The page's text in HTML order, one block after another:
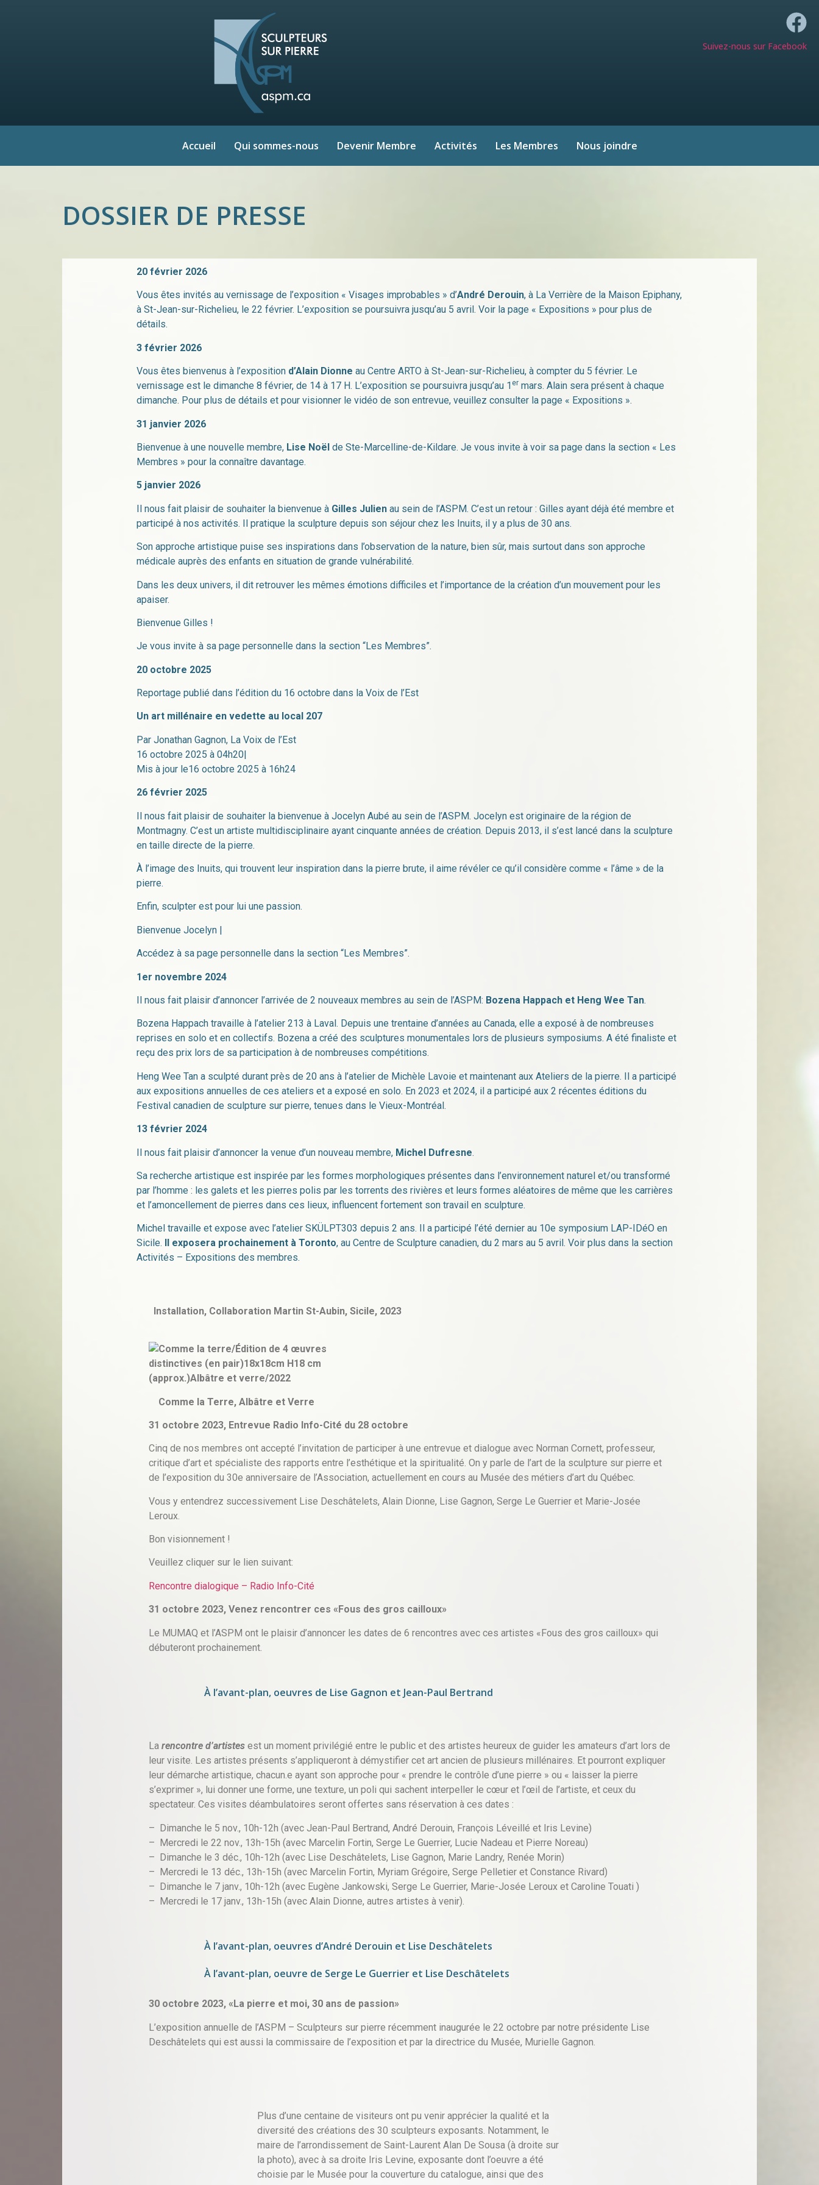
Suivez-nous sur Facebook
Accueil Qui sommes-nous Devenir Membre Activités Les Membres Nous joindre
DOSSIER DE PRESSE
20 février 2026
Vous êtes invités au vernissage de l’exposition « Visages improbables » d’André Derouin, à La Verrière de la Maison Epiphany,
à St-Jean-sur-Richelieu, le 22 février. L’exposition se poursuivra jusqu’au 5 avril. Voir la page « Expositions » pour plus de
détails.
3 février 2026
Vous êtes bienvenus à l’exposition d’Alain Dionne au Centre ARTO à St-Jean-sur-Richelieu, à compter du 5 février. Le
vernissage est le dimanche 8 février, de 14 à 17 H. L’exposition se poursuivra jusqu’au 1 er mars. Alain sera présent à chaque
dimanche. Pour plus de détails et pour visionner le vidéo de son entrevue, veuillez consulter la page « Expositions ».
31 janvier 2026
Bienvenue à une nouvelle membre, Lise Noël de Ste-Marcelline-de-Kildare. Je vous invite à voir sa page dans la section « Les
Membres » pour la connaître davantage.
5 janvier 2026
Il nous fait plaisir de souhaiter la bienvenue à Gilles Julien au sein de l’ASPM. C’est un retour : Gilles ayant déjà été membre et
participé à nos activités. Il pratique la sculpture depuis son séjour chez les Inuits, il y a plus de 30 ans.
Son approche artistique puise ses inspirations dans l’observation de la nature, bien sûr, mais surtout dans son approche
médicale auprès des enfants en situation de grande vulnérabilité.
Dans les deux univers, il dit retrouver les mêmes émotions difficiles et l’importance de la création d’un mouvement pour les
apaiser.
Bienvenue Gilles !
Je vous invite à sa page personnelle dans la section “Les Membres”.
20 octobre 2025
Reportage publié dans l’édition du 16 octobre dans la Voix de l’Est
Un art millénaire en vedette au local 207
Par Jonathan Gagnon, La Voix de l’Est
16 octobre 2025 à 04h20|
Mis à jour le16 octobre 2025 à 16h24
26 février 2025
Il nous fait plaisir de souhaiter la bienvenue à Jocelyn Aubé au sein de l’ASPM. Jocelyn est originaire de la région de
Montmagny. C’est un artiste multidisciplinaire ayant cinquante années de création. Depuis 2013, il s’est lancé dans la sculpture
en taille directe de la pierre.
À l’image des Inuits, qui trouvent leur inspiration dans la pierre brute, il aime révéler ce qu’il considère comme « l’âme » de la
pierre.
Enfin, sculpter est pour lui une passion.
Bienvenue Jocelyn |
Accédez à sa page personnelle dans la section “Les Membres”.
1er novembre 2024
Il nous fait plaisir d’annoncer l’arrivée de 2 nouveaux membres au sein de l’ASPM: Bozena Happach et Heng Wee Tan.
Bozena Happach travaille à l’atelier 213 à Laval. Depuis une trentaine d’années au Canada, elle a exposé à de nombreuses
reprises en solo et en collectifs. Bozena a créé des sculptures monumentales lors de plusieurs symposiums. A été finaliste et
reçu des prix lors de sa participation à de nombreuses compétitions.
Heng Wee Tan a sculpté durant près de 20 ans à l’atelier de Michèle Lavoie et maintenant aux Ateliers de la pierre. Il a participé
aux expositions annuelles de ces ateliers et a exposé en solo. En 2023 et 2024, il a participé aux 2 récentes éditions du
Festival canadien de sculpture sur pierre, tenues dans le Vieux-Montréal.
13 février 2024
Il nous fait plaisir d’annoncer la venue d’un nouveau membre, Michel Dufresne.
Sa recherche artistique est inspirée par les formes morphologiques présentes dans l’environnement naturel et/ou transformé
par l’homme : les galets et les pierres polis par les torrents des rivières et leurs formes aléatoires de même que les carrières
et l’amoncellement de pierres dans ces lieux, influencent fortement son travail en sculpture.
Michel travaille et expose avec l’atelier SKÜLPT303 depuis 2 ans. Il a participé l’été dernier au 10e symposium LAP-IDéO en
Sicile.
Il exposera prochainement à Toronto, au Centre de Sculpture canadien, du 2 mars au 5 avril. Voir plus dans la section
Activités – Expositions des membres.
Installation, Collaboration Martin St-Aubin, Sicile, 2023
Comme la Terre, Albâtre et Verre
31 octobre 2023, Entrevue Radio Info-Cité du 28 octobre
Cinq de nos membres ont accepté l’invitation de participer à une entrevue et dialogue avec Norman Cornett, professeur,
critique d’art et spécialiste des rapports entre l’esthétique et la spiritualité. On y parle de l’art de la sculpture sur pierre et
de l’exposition du 30e anniversaire de l’Association, actuellement en cours au Musée des métiers d’art du Québec.
Vous y entendrez successivement Lise Deschâtelets, Alain Dionne, Lise Gagnon, Serge Le Guerrier et Marie-Josée
Leroux.
Bon visionnement !
Veuillez cliquer sur le lien suivant:
Rencontre dialogique – Radio Info-Cité
31 octobre 2023, Venez rencontrer ces «Fous des gros cailloux»
Le MUMAQ et l’ASPM ont le plaisir d’annoncer les dates de 6 rencontres avec ces artistes «Fous des gros cailloux» qui
débuteront prochainement.
À l’avant-plan, oeuvres de Lise Gagnon et Jean-Paul Bertrand
La rencontre d’artistes est un moment privilégié entre le public et des artistes heureux de guider les amateurs d’art lors de
leur visite. Les artistes présents s’appliqueront à démystifier cet art ancien de plusieurs millénaires. Et pourront expliquer
leur démarche artistique, chacun.e ayant son approche pour « prendre le contrôle d’une pierre » ou « laisser la pierre
s’exprimer », lui donner une forme, une texture, un poli qui sachent interpeller le cœur et l’œil de l’artiste, et ceux du
spectateur. Ces visites déambulatoires seront offertes sans réservation à ces dates :
– Dimanche le 5 nov., 10h-12h (avec Jean-Paul Bertrand, André Derouin, François Léveillé et Iris Levine)
– Mercredi le 22 nov., 13h-15h (avec Marcelin Fortin, Serge Le Guerrier, Lucie Nadeau et Pierre Noreau)
– Dimanche le 3 déc., 10h-12h (avec Lise Deschâtelets, Lise Gagnon, Marie Landry, Renée Morin)
– Mercredi le 13 déc., 13h-15h (avec Marcelin Fortin, Myriam Grégoire, Serge Pelletier et Constance Rivard)
– Dimanche le 7 janv., 10h-12h (avec Eugène Jankowski, Serge Le Guerrier, Marie-Josée Leroux et Caroline Touati )
– Mercredi le 17 janv., 13h-15h (avec Alain Dionne, autres artistes à venir).
À l’avant-plan, oeuvres d’André Derouin et Lise Deschâtelets
À l’avant-plan, oeuvre de Serge Le Guerrier et Lise Deschâtelets
30 octobre 2023, «La pierre et moi, 30 ans de passion»
L’exposition annuelle de l’ASPM – Sculpteurs sur pierre récemment inaugurée le 22 octobre par notre présidente Lise
Deschâtelets qui est aussi la commissaire de l’exposition et par la directrice du Musée, Murielle Gagnon.
Plus d’une centaine de visiteurs ont pu venir apprécier la qualité et la
diversité des créations des 30 sculpteurs exposants. Notamment, le
maire de l’arrondissement de Saint-Laurent Alan De Sousa (à droite sur
la photo), avec à sa droite Iris Levine, exposante dont l’oeuvre a été
choisie par le Musée pour la couverture du catalogue, ainsi que des